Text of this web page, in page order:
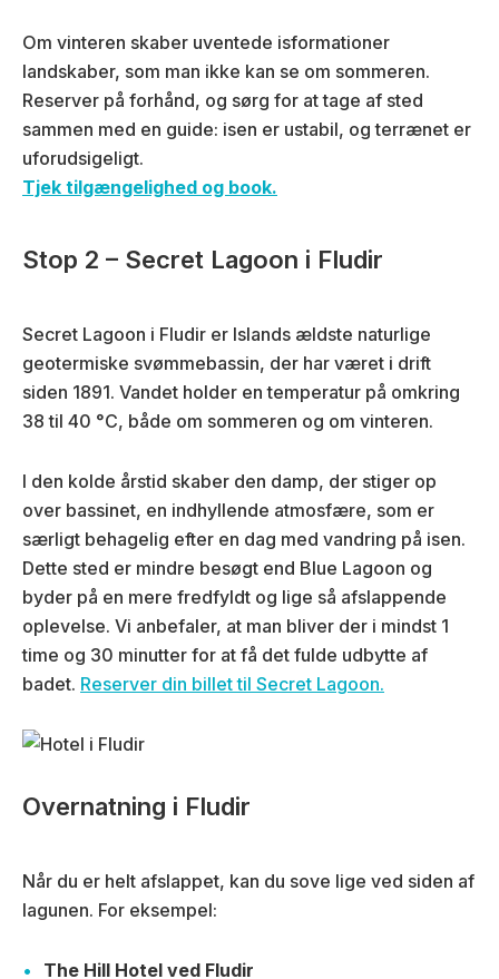
Om vinteren skaber uventede isformationer
landskaber, som man ikke kan se om sommeren.
Reserver på forhånd, og sørg for at tage af sted
sammen med en guide: isen er ustabil, og terrænet er
uforudsigeligt.
Tjek tilgængelighed og book.
Stop 2 – Secret Lagoon i Fludir
Secret Lagoon i Fludir er Islands ældste naturlige
geotermiske svømmebassin, der har været i drift
siden 1891. Vandet holder en temperatur på omkring
38 til 40 °C, både om sommeren og om vinteren.
I den kolde årstid skaber den damp, der stiger op
over bassinet, en indhyllende atmosfære, som er
særligt behagelig efter en dag med vandring på isen.
Dette sted er mindre besøgt end Blue Lagoon og
byder på en mere fredfyldt og lige så afslappende
oplevelse. Vi anbefaler, at man bliver der i mindst 1
time og 30 minutter for at få det fulde udbytte af
badet. Reserver din billet til Secret Lagoon.
Overnatning i Fludir
Når du er helt afslappet, kan du sove lige ved siden af
lagunen. For eksempel:
The Hill Hotel ved Fludir